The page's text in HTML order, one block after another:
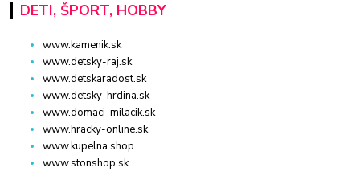
DETI, ŠPORT, HOBBY
www.kamenik.sk
www.detsky-raj.sk
www.detskaradost.sk
www.detsky-hrdina.sk
www.domaci-milacik.sk
www.hracky-online.sk
www.kupelna.shop
www.stonshop.sk